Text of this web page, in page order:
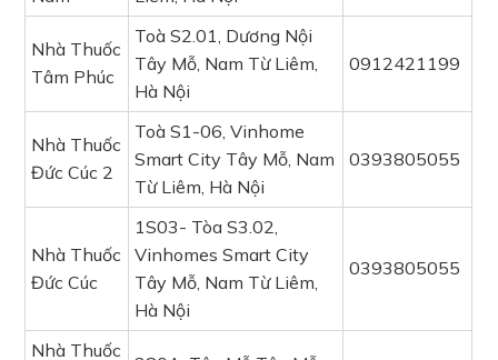
Nhà Thuốc
Tâm Phúc
Toà S2.01, Dương Nội
Tây Mỗ, Nam Từ Liêm,
Hà Nội
0912421199
Nhà Thuốc
Đức Cúc 2
Toà S1-06, Vinhome
Smart City Tây Mỗ, Nam
Từ Liêm, Hà Nội
0393805055
Nhà Thuốc
Đức Cúc
1S03- Tòa S3.02,
Vinhomes Smart City
Tây Mỗ, Nam Từ Liêm,
Hà Nội
0393805055
Nhà Thuốc